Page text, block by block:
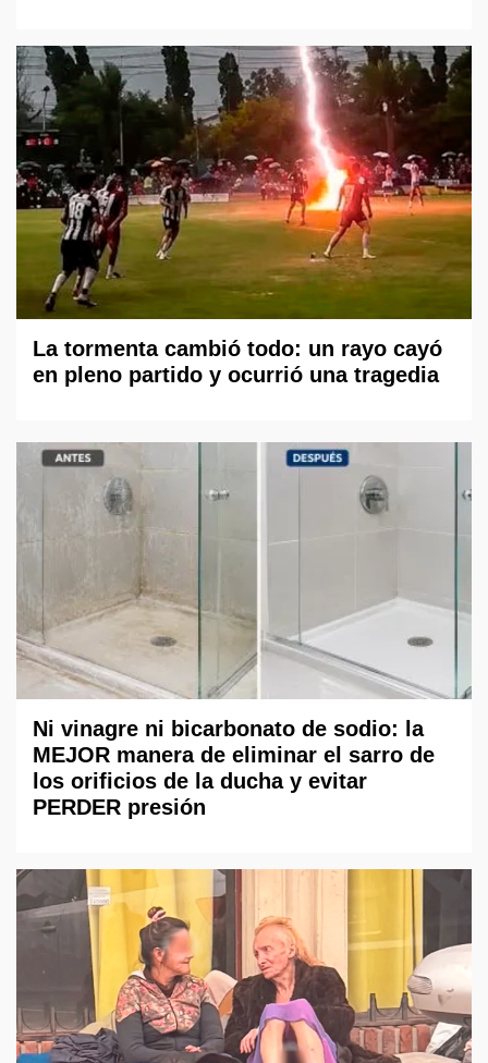
La tormenta cambió todo: un rayo cayó
en pleno partido y ocurrió una tragedia
Ni vinagre ni bicarbonato de sodio: la
MEJOR manera de eliminar el sarro de
los orificios de la ducha y evitar
PERDER presión